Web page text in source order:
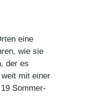
eine
wie sie
der es
mit einer
Sommer-